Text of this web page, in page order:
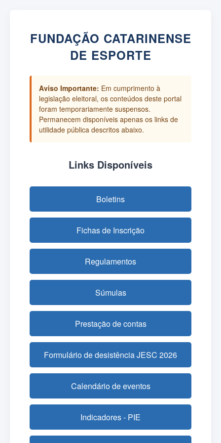
FUNDAÇÃO CATARINENSE
DE ESPORTE
Aviso Importante: Em cumprimento à
legislação eleitoral, os conteúdos deste portal
foram temporariamente suspensos.
Permanecem disponíveis apenas os links de
utilidade pública descritos abaixo.
Links Disponíveis
Boletins
Fichas de Inscrição
Regulamentos
Súmulas
Prestação de contas
Formulário de desistência JESC 2026
Calendário de eventos
Indicadores - PIE